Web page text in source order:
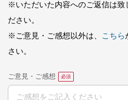
※いただいた内容へのご返信は致
ださい。
※ご意見・ご感想以外は、
こちら
さい。
ご意見・ご感想